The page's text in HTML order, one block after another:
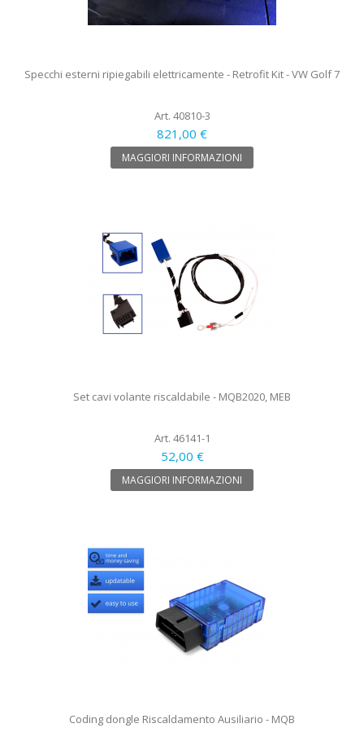
Specchi esterni ripiegabili elettricamente - Retrofit Kit - VW Golf 7
Art. 40810-3
821,00 €
MAGGIORI INFORMAZIONI
Set cavi volante riscaldabile - MQB2020, MEB
Art. 46141-1
52,00 €
MAGGIORI INFORMAZIONI
Coding dongle Riscaldamento Ausiliario - MQB